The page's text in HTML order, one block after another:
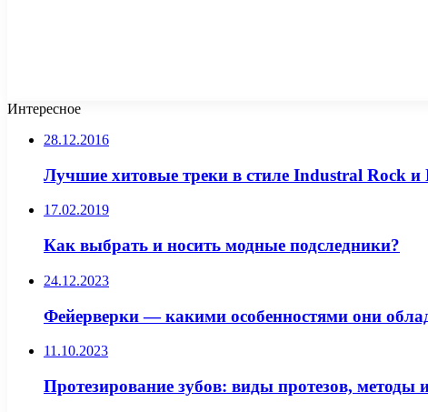
Интересное
28.12.2016
Лучшие хитовые треки в стиле Industral Rock и
17.02.2019
Как выбрать и носить модные подследники?
24.12.2023
Фейерверки — какими особенностями они
11.10.2023
Протезирование зубов: виды протезов, методы